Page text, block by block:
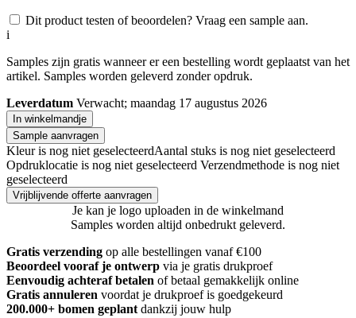
Dit product testen of beoordelen? Vraag een sample aan.
i
Samples zijn gratis wanneer er een bestelling wordt geplaatst van het
artikel. Samples worden geleverd zonder opdruk.
Leverdatum Verwacht; maandag 17 augustus 2026
In winkelmandje
Sample aanvragen
Kleur is nog niet geselecteerdAantal stuks is nog niet geselecteerd
Opdruklocatie is nog niet geselecteerd Verzendmethode is nog niet
geselecteerd
Vrijblijvende offerte aanvragen
Je kan je logo uploaden in de winkelmand
Samples worden altijd onbedrukt geleverd.
Gratis verzending op alle bestellingen vanaf €100
Beoordeel vooraf je ontwerp via je gratis drukproef
Eenvoudig achteraf betalen of betaal gemakkelijk online
Gratis annuleren voordat je drukproef is goedgekeurd
200.000+ bomen geplant dankzij jouw hulp